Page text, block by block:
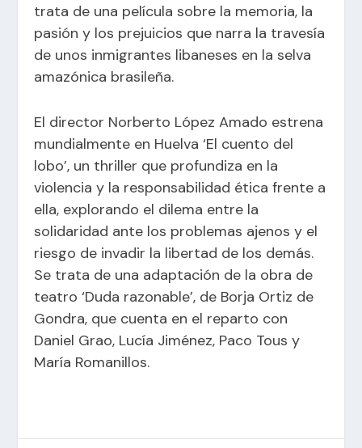
trata de una película sobre la memoria, la
pasión y los prejuicios que narra la travesía
de unos inmigrantes libaneses en la selva
amazónica brasileña.
El director Norberto López Amado estrena
mundialmente en Huelva ‘El cuento del
lobo’, un thriller que profundiza en la
violencia y la responsabilidad ética frente a
ella, explorando el dilema entre la
solidaridad ante los problemas ajenos y el
riesgo de invadir la libertad de los demás.
Se trata de una adaptación de la obra de
teatro ‘Duda razonable’, de Borja Ortiz de
Gondra, que cuenta en el reparto con
Daniel Grao, Lucía Jiménez, Paco Tous y
María Romanillos.